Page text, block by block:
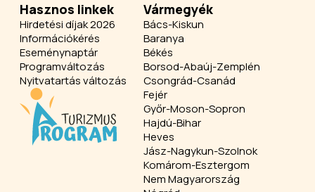
Hasznos linkek
Hirdetési díjak 2026
Információkérés
Eseménynaptár
Programváltozás
Nyitvatartás változás
Vármegyék
Bács-Kiskun
Baranya
Békés
Borsod-Abaúj-Zemplén
Csongrád-Csanád
Fejér
Győr-Moson-Sopron
Hajdú-Bihar
Heves
Jász-Nagykun-Szolnok
Komárom-Esztergom
Nem Magyarország